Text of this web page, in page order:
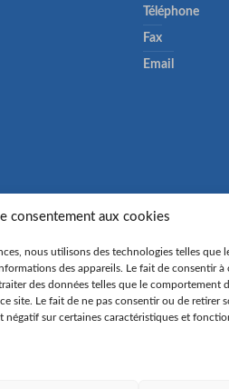
consentement aux cookies
nous utilisons des technologies telles que
des appareils. Le fait de consentir à
des données telles que le comportement
site. Le fait de ne pas consentir ou de retirer
sur certaines caractéristiques et
Téléphone
Fax
Email